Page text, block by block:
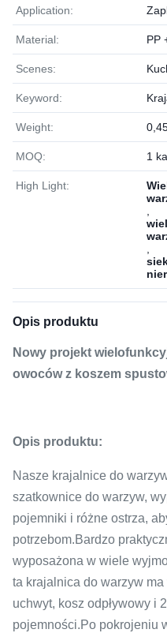
Application:
Material: PP
Scenes:
Keyword:
Weight:
MOQ: 1
High Light:
Opis produktu
Nowy projekt
owoców z koszem
Opis produktu:
Nasze krajalnice do
szatkownice do warzyw,
pojemniki i różne ostrza,
potrzebom.Bardzo
wyposażona w wiele
ta krajalnica do warzyw
uchwyt, kosz odpływowy i
pojemności.Po pokrojeniu